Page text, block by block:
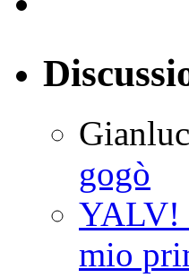
gogò
YALV!
mio